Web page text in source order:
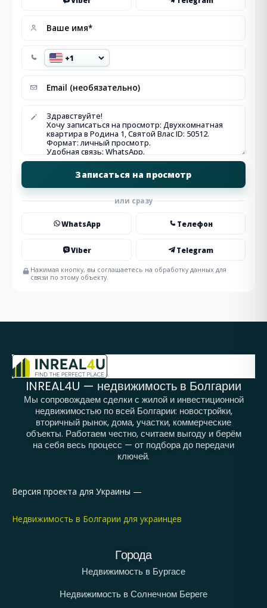
или сразу
WhatsApp Телефон
Viber Telegram
Нажимая кнопку, вы соглашаетесь на обработку данных для
связи по этому объекту.
INREAL4U — недвижимость в Болгарии
Мы сопровождаем сделки с жилой и инвестиционной
недвижимостью по всей Болгарии: новостройки,
вторичный рынок, дома, участки, коммерческие
объекты. Работаем честно, считаем выгоду и берём
на себя весь процесс — от подбора до передачи
ключей.
Версия проекта для Украины —
Недвижимость в Болгарии для украинцев
Города
Недвижимость в Бургасе
Недвижимость в Солнечном Береге